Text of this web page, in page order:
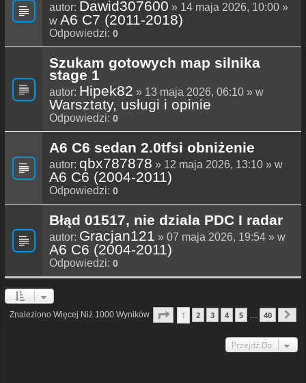
autor: Dawid307600 » 14 maja 2026, 10:00 »
w A6 C7 (2011-2018)
Odpowiedzi: 0
Szukam gotowych map silnika
stage 1
autor: Hipek82 » 13 maja 2026, 06:10 » w
Warsztaty, usługi i opinie
Odpowiedzi: 0
A6 C6 sedan 2.0tfsi obniżenie
autor: qbx787878 » 12 maja 2026, 13:10 » w
A6 C6 (2004-2011)
Odpowiedzi: 0
Błąd 01517, nie dziala PDC I radar
autor: Gracjan121 » 07 maja 2026, 19:54 » w
A6 C6 (2004-2011)
Odpowiedzi: 0
Znaleziono Więcej Niż 1000 Wyników Strona1 40
1 2 3 4 5 40
Przejdź Do